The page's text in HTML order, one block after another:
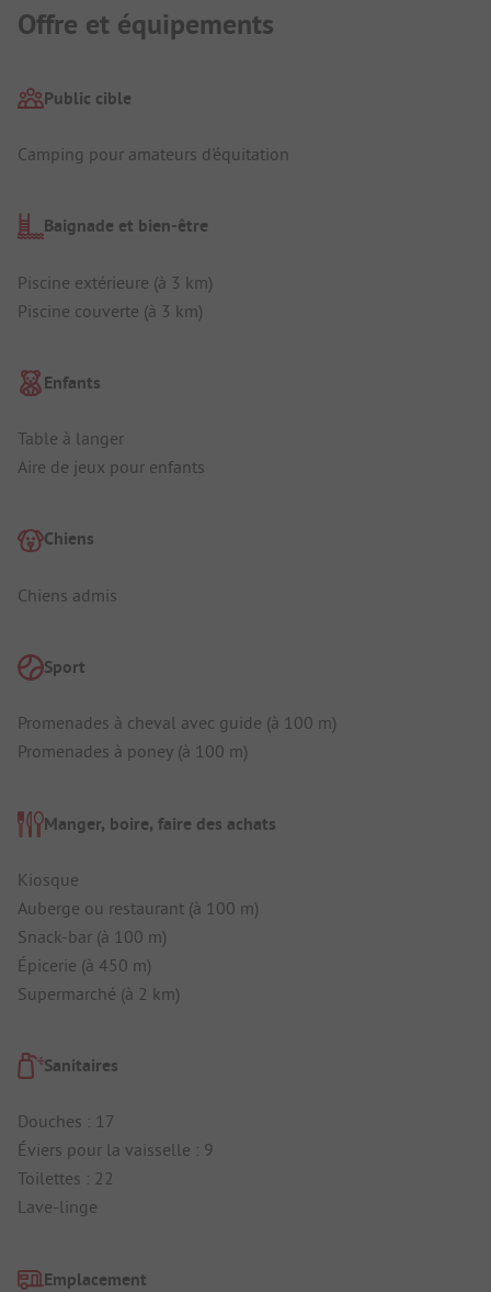
Offre et équipements
Public cible
Camping pour amateurs d'équitation
Baignade et bien-être
Piscine extérieure (à 3 km)
Piscine couverte (à 3 km)
Enfants
Table à langer
Aire de jeux pour enfants
Chiens
Chiens admis
Sport
Promenades à cheval avec guide (à 100 m)
Promenades à poney (à 100 m)
Manger, boire, faire des achats
Kiosque
Auberge ou restaurant (à 100 m)
Snack-bar (à 100 m)
Épicerie (à 450 m)
Supermarché (à 2 km)
Sanitaires
Douches : 17
Éviers pour la vaisselle : 9
Toilettes : 22
Lave-linge
Emplacement